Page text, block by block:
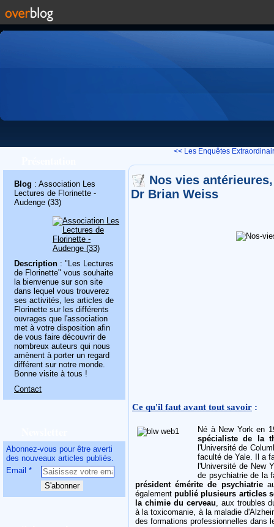
Blog : Association Les
Lectures de Florinette -
Audenge (33)
Description : "Les Lectures
de Florinette" vous souhaite
la bienvenue sur son site
dans lequel vous trouverez
ses activités, les articles de
Florinette sur les différents
ouvrages que l'association
met à votre disposition afin
de vous faire découvrir de
nombreux auteurs qui nous
amènent à porter un regard
différent sur notre monde.
Bonne visite à tous !
Contact
Abonnez-vous pour être averti
des nouveaux articles publiés.
Email
<< Les Enquêtes
Nos vies
Dr Brian Weiss
Ce qu'il faut avant tout savoir :
Né à New York en
spécialiste de la
l'Université de
faculté de Yale. Il a
l'Université de New
de psychiatrie de la
président émérite de psychiatrie
égalementpublié plusieurs articles
la chimie du cerveau, aux troubles
à la toxicomanie, à la maladie
des formations professionnelles dans